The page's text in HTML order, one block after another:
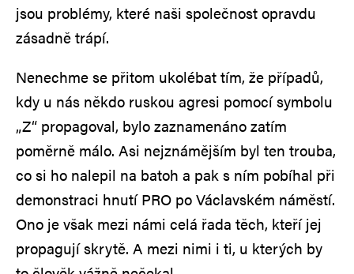
jsou problémy, které naši společnost opravdu
zásadně trápí.
Nenechme se přitom ukolébat tím, že případů,
kdy u nás někdo ruskou agresi pomocí symbolu
„Z“ propagoval, bylo zaznamenáno zatím
poměrně málo. Asi nejznámějším byl ten trouba,
co si ho nalepil na batoh a pak s ním pobíhal při
demonstraci hnutí PRO po Václavském náměstí.
Ono je však mezi námi celá řada těch, kteří jej
propagují skrytě. A mezi nimi i ti, u kterých by